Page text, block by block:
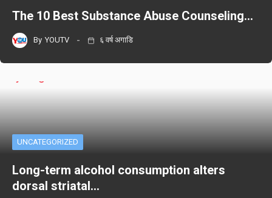
The 10 Best Substance Abuse Counseling…
By YOUTV ६ वर्ष अगाडि
UNCATEGORIZED
Long-term alcohol consumption alters
dorsal striatal…